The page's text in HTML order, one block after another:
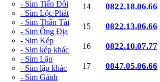
- Sim Tiến Đôi
- Sim Lộc Phát
- Sim Thần Tài
- Sim Ông Địa
- Sim Kép
- Sim kép khác
- Sim Lặp
- Sim lặp khác
- Sim Gánh
14
0822.18.06.66
15
0822.13.06.66
16
0822.10.07.77
17
0847.05.06.66